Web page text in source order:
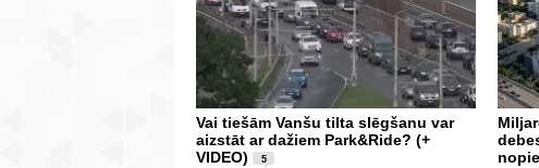
Vai tiešām Vanšu tilta slēgšanu var
aizstāt ar dažiem Park&Ride? (+
VIDEO)
5